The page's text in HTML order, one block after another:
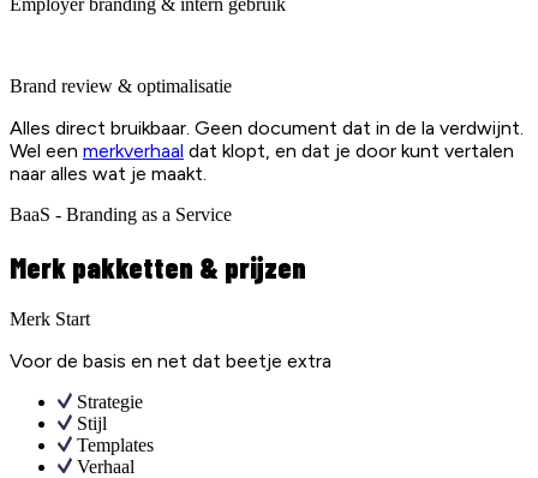
Brand review & optimalisatie
Alles direct bruikbaar. Geen document dat in de la verdwijnt.
Wel een merkverhaal dat klopt, en dat je door kunt vertalen
naar alles wat je maakt.
BaaS - Branding as a Service
Merk pakketten & prijzen
Merk Start
Voor de basis en net dat beetje extra
Strategie
Stijl
Templates
Verhaal